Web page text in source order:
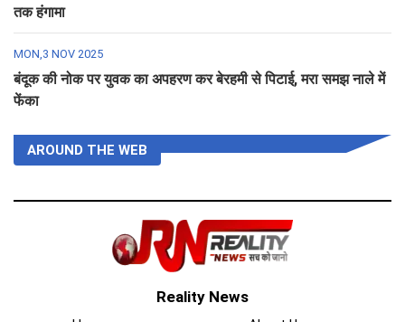
तक हंगामा
MON,3 NOV 2025
बंदूक की नोक पर युवक का अपहरण कर बेरहमी से पिटाई, मरा समझ नाले में
फेंका
AROUND THE WEB
Reality News